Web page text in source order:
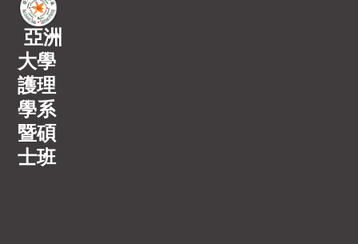
亞洲
大學
護理
學系
暨碩
士班